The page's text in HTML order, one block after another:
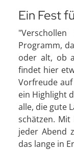
Ein Fest
Programm,
oder alt, ob
findet hier
Vorfreude
ein Highlight
alle, die gute
schätzen.
jeder Abend
das lange in